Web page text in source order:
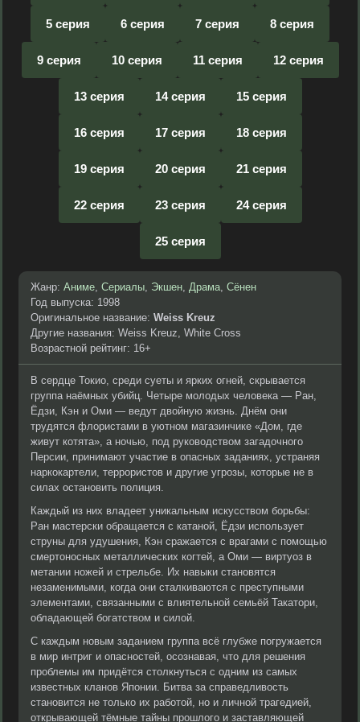
5 серия 6 серия 7 серия 8 серия
9 серия 10 серия 11 серия 12 серия
13 серия 14 серия 15 серия
16 серия 17 серия 18 серия
19 серия 20 серия 21 серия
22 серия 23 серия 24 серия
25 серия
Жанр: Аниме, Сериалы, Экшен, Драма, Сёнен
Год выпуска: 1998
Оригинальное название: Weiss Kreuz
Другие названия: Weiss Kreuz, White Cross
Возрастной рейтинг: 16+
В сердце Токио, среди суеты и ярких огней, скрывается
группа наёмных убийц. Четыре молодых человека — Ран,
Ёдзи, Кэн и Оми — ведут двойную жизнь. Днём они
трудятся флористами в уютном магазинчике «Дом, где
живут котята», а ночью, под руководством загадочного
Персии, принимают участие в опасных заданиях, устраняя
наркокартели, террористов и другие угрозы, которые не в
силах остановить полиция.
Каждый из них владеет уникальным искусством борьбы:
Ран мастерски обращается с катаной, Ёдзи использует
струны для удушения, Кэн сражается с врагами с помощью
смертоносных металлических когтей, а Оми — виртуоз в
метании ножей и стрельбе. Их навыки становятся
незаменимыми, когда они сталкиваются с преступными
элементами, связанными с влиятельной семьёй Такатори,
обладающей богатством и силой.
С каждым новым заданием группа всё глубже погружается
в мир интриг и опасностей, осознавая, что для решения
проблемы им придётся столкнуться с одним из самых
известных кланов Японии. Битва за справедливость
становится не только их работой, но и личной трагедией,
открывающей тёмные тайны прошлого и заставляющей